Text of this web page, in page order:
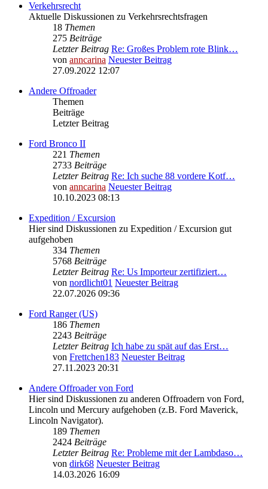
Verkehrsrecht
Aktuelle Diskussionen zu Verkehrsrechtsfragen
18 Themen
275 Beiträge
Letzter Beitrag Re: Großes Problem rote Blink…
von anncarina Neuester Beitrag
27.09.2022 12:07
Andere Offroader
Themen
Beiträge
Letzter Beitrag
Ford Bronco II
221 Themen
2733 Beiträge
Letzter Beitrag Re: Ich suche 88 vordere Kotf…
von anncarina Neuester Beitrag
10.10.2023 08:13
Expedition / Excursion
Hier sind Diskussionen zu Expedition / Excursion gut
aufgehoben
334 Themen
5768 Beiträge
Letzter Beitrag Re: Us Importeur zertifiziert…
von nordlicht01 Neuester Beitrag
22.07.2026 09:36
Ford Ranger (US)
186 Themen
2243 Beiträge
Letzter Beitrag Ich habe zu spät auf das Erst…
von Frettchen183 Neuester Beitrag
27.11.2023 20:31
Andere Offroader von Ford
Hier sind Diskussionen zu anderen Offroadern von Ford,
Lincoln und Mercury aufgehoben (z.B. Ford Maverick,
Lincoln Navigator).
189 Themen
2424 Beiträge
Letzter Beitrag Re: Probleme mit der Lambdaso…
von dirk68 Neuester Beitrag
14.03.2026 16:09